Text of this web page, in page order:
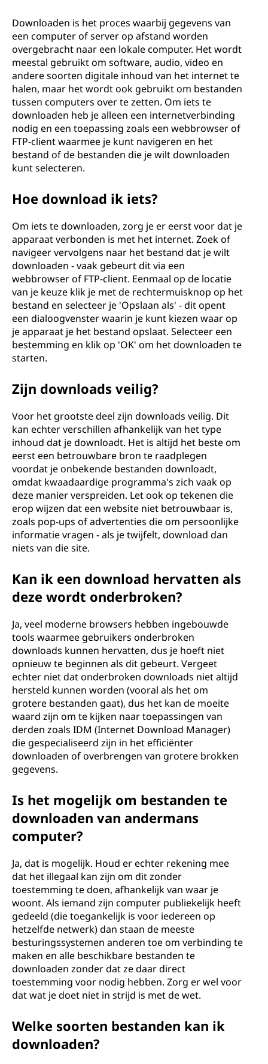
Downloaden is het proces waarbij gegevens van
een computer of server op afstand worden
overgebracht naar een lokale computer. Het wordt
meestal gebruikt om software, audio, video en
andere soorten digitale inhoud van het internet te
halen, maar het wordt ook gebruikt om bestanden
tussen computers over te zetten. Om iets te
downloaden heb je alleen een internetverbinding
nodig en een toepassing zoals een webbrowser of
FTP-client waarmee je kunt navigeren en het
bestand of de bestanden die je wilt downloaden
kunt selecteren.
Hoe download ik iets?
Om iets te downloaden, zorg je er eerst voor dat je
apparaat verbonden is met het internet. Zoek of
navigeer vervolgens naar het bestand dat je wilt
downloaden - vaak gebeurt dit via een
webbrowser of FTP-client. Eenmaal op de locatie
van je keuze klik je met de rechtermuisknop op het
bestand en selecteer je 'Opslaan als' - dit opent
een dialoogvenster waarin je kunt kiezen waar op
je apparaat je het bestand opslaat. Selecteer een
bestemming en klik op 'OK' om het downloaden te
starten.
Zijn downloads veilig?
Voor het grootste deel zijn downloads veilig. Dit
kan echter verschillen afhankelijk van het type
inhoud dat je downloadt. Het is altijd het beste om
eerst een betrouwbare bron te raadplegen
voordat je onbekende bestanden downloadt,
omdat kwaadaardige programma's zich vaak op
deze manier verspreiden. Let ook op tekenen die
erop wijzen dat een website niet betrouwbaar is,
zoals pop-ups of advertenties die om persoonlijke
informatie vragen - als je twijfelt, download dan
niets van die site.
Kan ik een download hervatten als
deze wordt onderbroken?
Ja, veel moderne browsers hebben ingebouwde
tools waarmee gebruikers onderbroken
downloads kunnen hervatten, dus je hoeft niet
opnieuw te beginnen als dit gebeurt. Vergeet
echter niet dat onderbroken downloads niet altijd
hersteld kunnen worden (vooral als het om
grotere bestanden gaat), dus het kan de moeite
waard zijn om te kijken naar toepassingen van
derden zoals IDM (Internet Download Manager)
die gespecialiseerd zijn in het efficiënter
downloaden of overbrengen van grotere brokken
gegevens.
Is het mogelijk om bestanden te
downloaden van andermans
computer?
Ja, dat is mogelijk. Houd er echter rekening mee
dat het illegaal kan zijn om dit zonder
toestemming te doen, afhankelijk van waar je
woont. Als iemand zijn computer publiekelijk heeft
gedeeld (die toegankelijk is voor iedereen op
hetzelfde netwerk) dan staan de meeste
besturingssystemen anderen toe om verbinding te
maken en alle beschikbare bestanden te
downloaden zonder dat ze daar direct
toestemming voor nodig hebben. Zorg er wel voor
dat wat je doet niet in strijd is met de wet.
Welke soorten bestanden kan ik
downloaden?